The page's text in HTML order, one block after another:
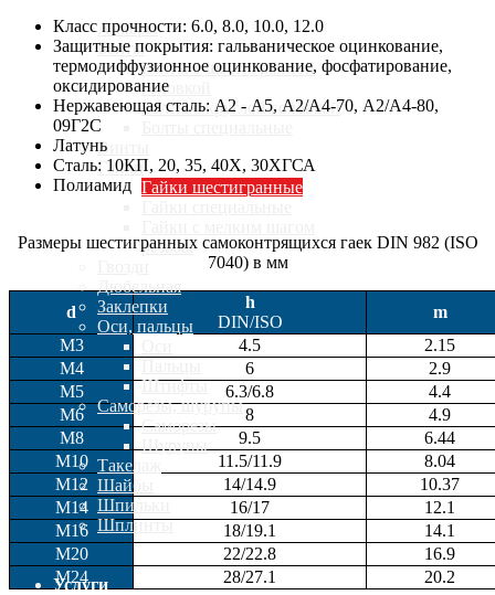
Анкеры
Болты
Болты с шестигранной
головкой
Болты с круглой головкой
Винты
Гайки
Гайки шестигранные
резьбы
Дюбельная
Заклепки
Оси, пальцы
Штифты
Саморезы, шурупы
Саморезы
Шурупы
Такелаж
Шайбы
Шпильки
Шплинты
Услуги
Класс прочности: 6.0, 8.0, 10.0, 12.0
Защитные покрытия: гальваническое оцинкование,
термодиффузионное оцинкование, фосфатирование,
оксидирование
Нержавеющая сталь: А2 - А5, А2/А4-70, А2/А4-80,
09Г2С
Латунь
Сталь: 10КП, 20, 35, 40Х, 30ХГСА
Полиамид
Размеры шестигранных самоконтрящихся гаек DIN 982 (ISO
7040) в мм
d
h
DIN/ISO
m
М3
4.5
2.15
M4
6
2.9
M5
6.3/6.8
4.4
M6
8
4.9
M8
9.5
6.44
M10
11.5/11.9
8.04
M12
14/14.9
10.37
M14
16/17
12.1
M16
18/19.1
14.1
M20
22/22.8
16.9
M24
28/27.1 20.2